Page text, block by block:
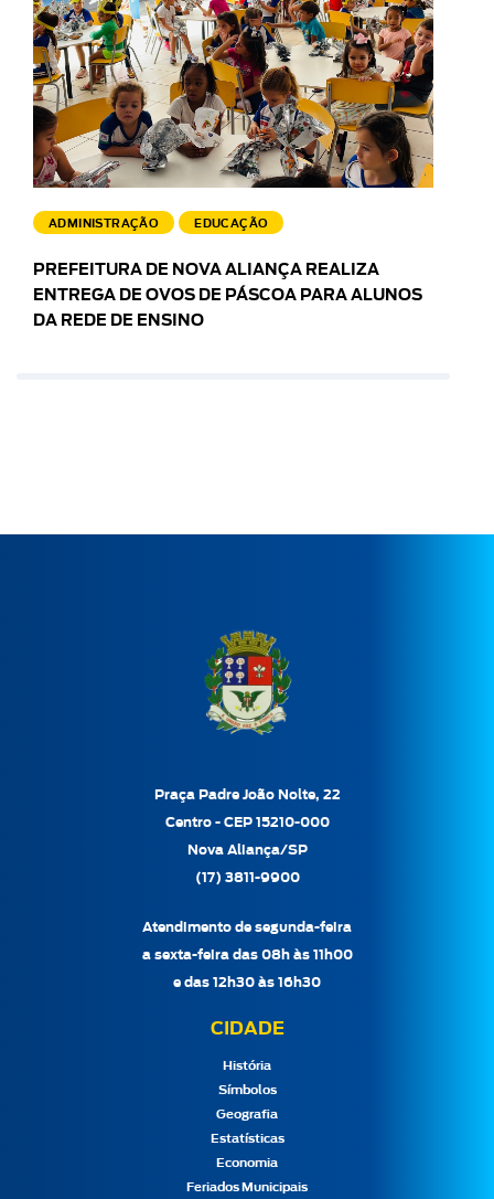
ADMINISTRAÇÃO EDUCAÇÃO
PREFEITURA DE NOVA ALIANÇA REALIZA
ENTREGA DE OVOS DE PÁSCOA PARA ALUNOS
DA REDE DE ENSINO
Praça Padre João Nolte, 22
Centro - CEP 15210-000
Nova Aliança/SP
(17) 3811-9900
Atendimento de segunda-feira
a sexta-feira das 08h às 11h00
e das 12h30 às 16h30
CIDADE
História
Símbolos
Geografia
Estatísticas
Economia
Feriados Municipais